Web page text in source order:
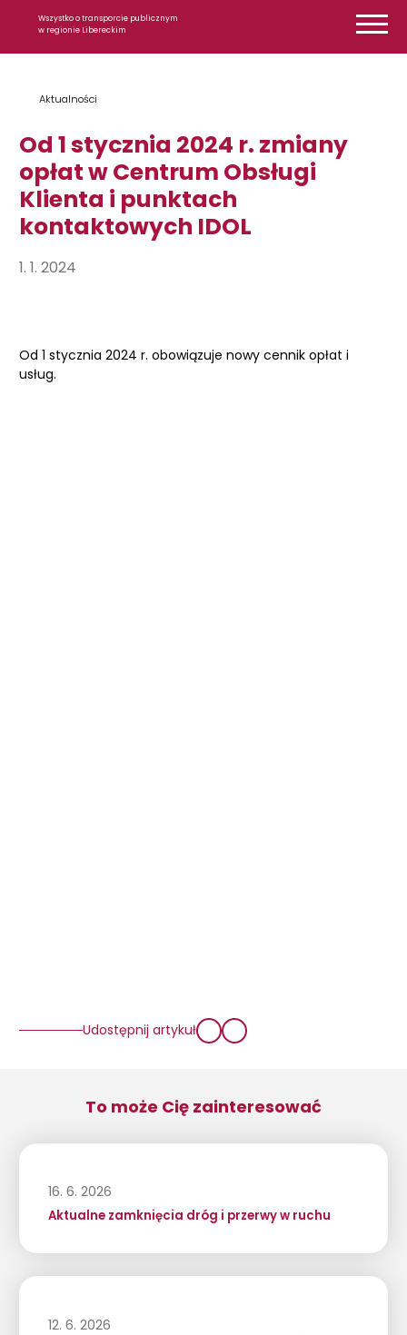
Wszystko o transporcie publicznym
w regionie Libereckim
Aktualności
Od 1 stycznia 2024 r. zmiany
opłat w Centrum Obsługi
Klienta i punktach
kontaktowych IDOL
1. 1. 2024
Od 1 stycznia 2024 r. obowiązuje nowy cennik opłat i
usług.
Udostępnij artykuł
To może Cię zainteresować
16. 6. 2026
Aktualne zamknięcia dróg i przerwy w ruchu
12. 6. 2026